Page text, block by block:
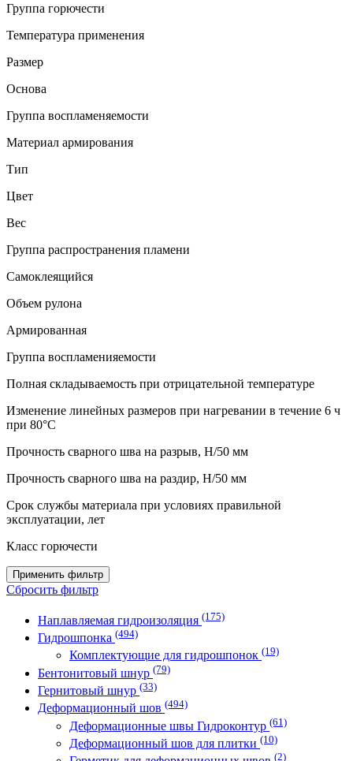
Группа горючести
Температура применения
Размер
Основа
Группа воспламеняемости
Материал армирования
Тип
Цвет
Вес
Группа распространения пламени
Самоклеящийся
Объем рулона
Армированная
Группа воспламенияемости
Полная складываемость при отрицательной температуре
Изменение линейных размеров при нагревании в течение 6 ч
при 80°C
Прочность сварного шва на разрыв, H/50 мм
Прочность сварного шва на раздир, H/50 мм
Срок службы материала при условиях правильной
эксплуатации, лет
Класс горючести
Применить фильтр
Сбросить фильтр
Наплавляемая гидроизоляция (175)
Гидрошпонка (494)
Комплектующие для гидрошпонок (19)
Бентонитовый шнур (79)
Гернитовый шнур (33)
Деформационный шов (494)
Деформационные швы Гидроконтур (61)
Деформационный шов для плитки (10)
(2)